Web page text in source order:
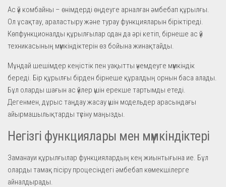
Ас үй комбайны – өнімдерді өңдеуге арналған әмбебап құрылғы.
Ол ұсақтау, араластыру және турау функцияларын біріктіреді.
Көпфункционалды құрылғылар одан да әрі кетіп, бірнеше ас үй
техникасының мүмкіндіктерін өз бойына жинақтайды.
Мұндай шешімдер кеңістік пен уақытты үнемдеуге мүмкіндік
береді. Бір құрылғы бірден бірнеше құралдың орнын баса алады.
Бұл оларды шағын ас үйлер үшін ерекше тартымды етеді.
Дегенмен, дұрыс таңдау жасау үшін модельдер арасындағы
айырмашылықтарды түсіну маңызды.
Негізгі функциялары мен мүмкіндіктері
Заманауи құрылғылар функциялардың кең жиынтығына ие. Бұл
оларды тамақ пісіру процесіндегі әмбебап көмекшілерге
айналдырады.